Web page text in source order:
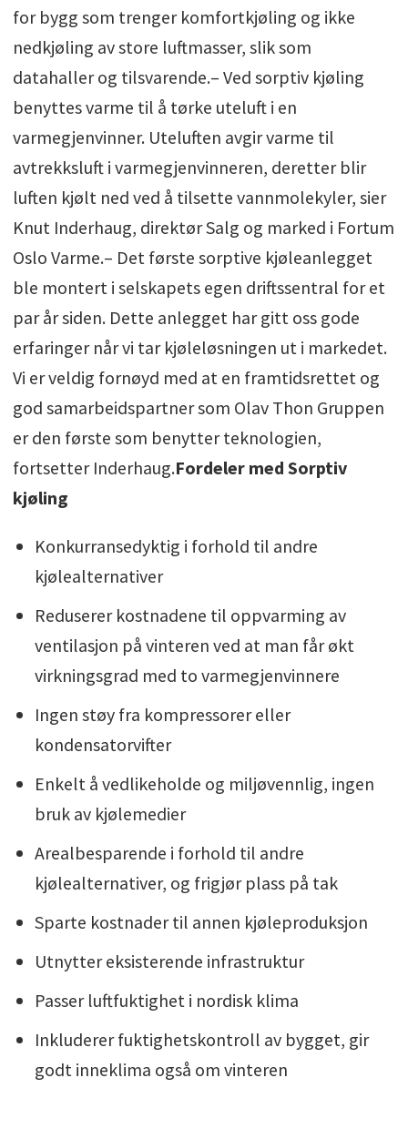
for bygg som trenger komfortkjøling og ikke
nedkjøling av store luftmasser, slik som
datahaller og tilsvarende.– Ved sorptiv kjøling
benyttes varme til å tørke uteluft i en
varmegjenvinner. Uteluften avgir varme til
avtrekksluft i varmegjenvinneren, deretter blir
luften kjølt ned ved å tilsette vannmolekyler, sier
Knut Inderhaug, direktør Salg og marked i Fortum
Oslo Varme.– Det første sorptive kjøleanlegget
ble montert i selskapets egen driftssentral for et
par år siden. Dette anlegget har gitt oss gode
erfaringer når vi tar kjøleløsningen ut i markedet.
Vi er veldig fornøyd med at en framtidsrettet og
god samarbeidspartner som Olav Thon Gruppen
er den første som benytter teknologien,
fortsetter Inderhaug.Fordeler med Sorptiv
kjøling
Konkurransedyktig i forhold til andre
kjølealternativer
Reduserer kostnadene til oppvarming av
ventilasjon på vinteren ved at man får økt
virkningsgrad med to varmegjenvinnere
Ingen støy fra kompressorer eller
kondensatorvifter
Enkelt å vedlikeholde og miljøvennlig, ingen
bruk av kjølemedier
Arealbesparende i forhold til andre
kjølealternativer, og frigjør plass på tak
Sparte kostnader til annen kjøleproduksjon
Utnytter eksisterende infrastruktur
Passer luftfuktighet i nordisk klima
Inkluderer fuktighetskontroll av bygget, gir
godt inneklima også om vinteren